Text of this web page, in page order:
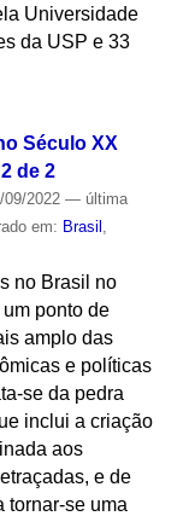
Universidade
da USP e 33
Século XX
de 2
2022 — última
em: Brasil ,
no Brasil no
ponto de
amplo das
e políticas
se da pedra
inclui a criação
aos
e de
tornar-se uma